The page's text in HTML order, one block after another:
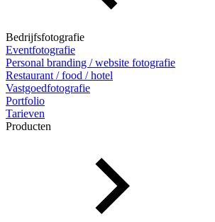
Bedrijfsfotografie
Eventfotografie
Personal branding / website fotografie
Restaurant / food / hotel
Vastgoedfotografie
Portfolio
Tarieven
Producten